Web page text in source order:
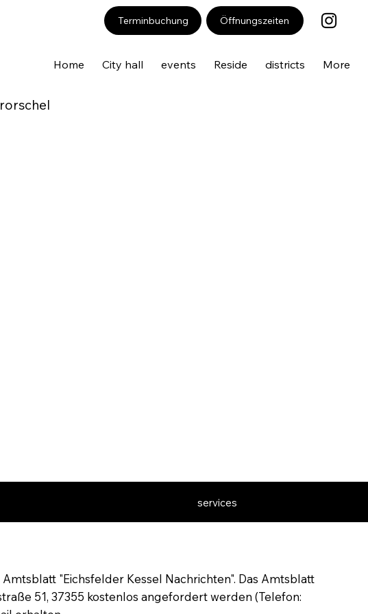
Terminbuchung Öffnungszeiten
Home City hall events Reside districts More
services
"Eichsfelder Kessel Nachrichten". Das Amtsblatt
51, 37355 kostenlos angefordert werden (Telefon: